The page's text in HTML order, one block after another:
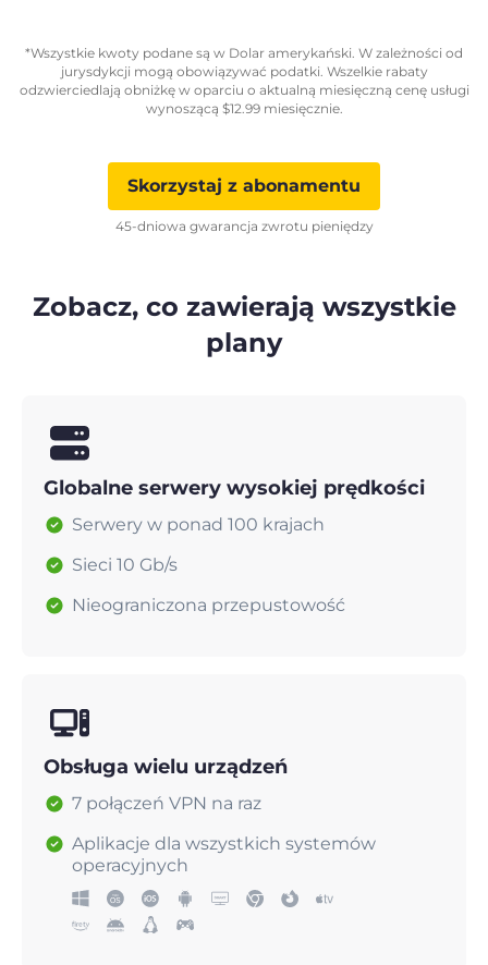
*Wszystkie kwoty podane są w Dolar amerykański. W zależności od
jurysdykcji mogą obowiązywać podatki. Wszelkie rabaty
odzwierciedlają obniżkę w oparciu o aktualną miesięczną cenę usługi
wynoszącą $12.99miesięcznie.
Skorzystaj z abonamentu
45-dniowa gwarancja zwrotu pieniędzy
Zobacz, co zawierają wszystkie
plany
Globalne serwery wysokiej prędkości
Serwery w ponad 100 krajach
Sieci 10 Gb/s
Nieograniczona przepustowość
Obsługa wielu urządzeń
7 połączeń VPN na raz
Aplikacje dla wszystkich systemów
operacyjnych